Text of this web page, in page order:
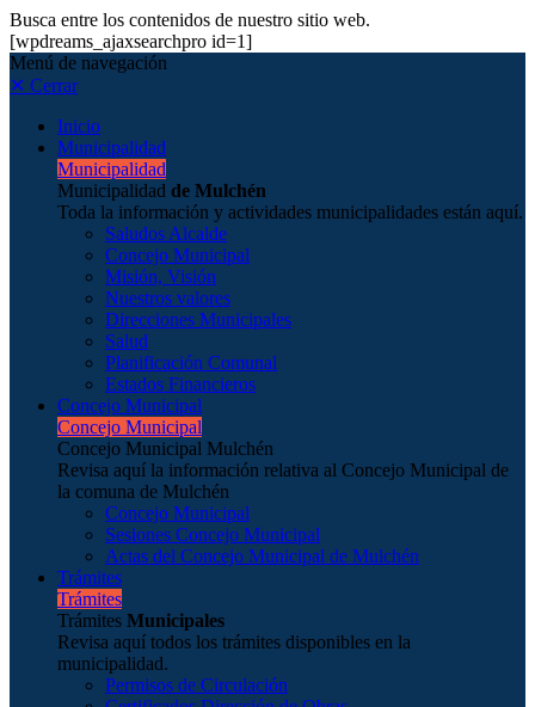
Busca entre los contenidos de nuestro sitio web.
[wpdreams_ajaxsearchpro id=1]
Menú de navegación
✕ Cerrar
Inicio
Municipalidad
Municipalidad
Municipalidad de Mulchén
Toda la información y actividades municipalidades están aquí.
Saludos Alcalde
Concejo Municipal
Misión, Visión
Nuestros valores
Direcciones Municipales
Salud
Planificación Comunal
Estados Financieros
Concejo Municipal
Concejo Municipal
Concejo Municipal Mulchén
Revisa aquí la información relativa al Concejo Municipal de
la comuna de Mulchén
Concejo Municipal
Sesiones Concejo Municipal
Actas del Concejo Municipal de Mulchén
Trámites
Trámites
Trámites Municipales
Revisa aquí todos los trámites disponibles en la
municipalidad.
Permisos de Circulación